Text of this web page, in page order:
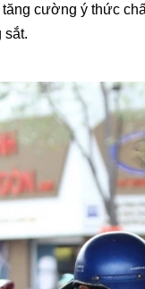
cường ý thức
sắt.